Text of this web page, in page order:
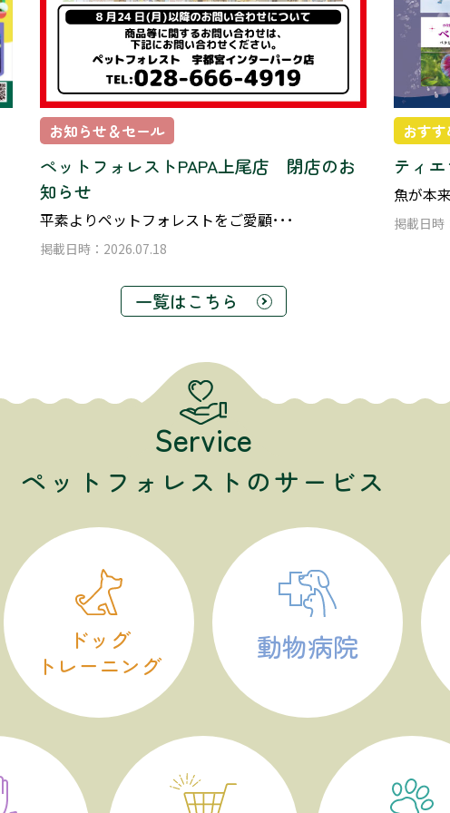
お知らせ＆セール
ペットフォレストPAPA上尾店 閉店のお
知らせ
平素よりペットフォレストをご愛顧･･･
掲載日時：2026.07.18
おす
ティ
魚が本
掲載日時
一覧はこちら
Service
ペットフォレストのサービス
ドッグ
トレーニング
動物病院